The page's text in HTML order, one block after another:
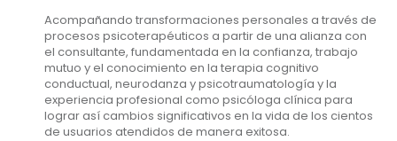
Acompañando transformaciones personales a través de
procesos psicoterapéuticos a partir de una alianza con
el consultante, fundamentada en la confianza, trabajo
mutuo y el conocimiento en la terapia cognitivo
conductual, neurodanza y psicotraumatología y la
experiencia profesional como psicóloga clínica para
lograr así cambios significativos en la vida de los cientos
de usuarios atendidos de manera exitosa.